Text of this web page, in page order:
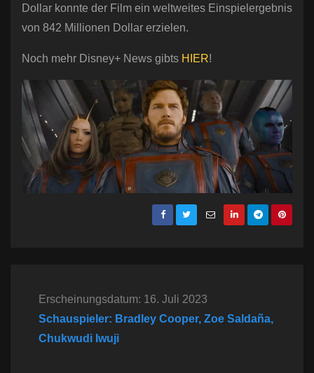
Dollar konnte der Film ein weltweites Einspielergebnis
von 842 Millionen Dollar erzielen.
Noch mehr Disney+ News gibts HIER!
Erscheinungsdatum: 16. Juli 2023
Schauspieler: Bradley Cooper, Zoe Saldaña,
Chukwudi Iwuji